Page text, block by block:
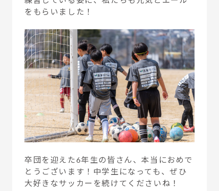
をもらいました！
卒団を迎えた6年生の皆さん、本当におめで
とうございます！中学生になっても、ぜひ
大好きなサッカーを続けてくださいね！